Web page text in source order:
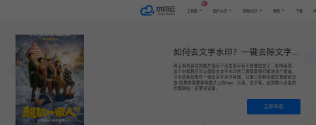
工具集 图片水印 视频水印 教程 下载
如何去文字水印？一键去除文字/logo/图片水印,简单好用
网上看到喜欢的图片保存下来发现带有不想要的文字，影响美观，
这个时候我们可以借助去文字水印的工具帮助我们解决这个烦恼，
今天给各位推荐一键去文字水印神器，只要三秒种就能实现壁纸自
由!如果你需要移除图片上的logo、污渍、文字等，这款懒人必备的
作图网站一定要试试看。
立即体验